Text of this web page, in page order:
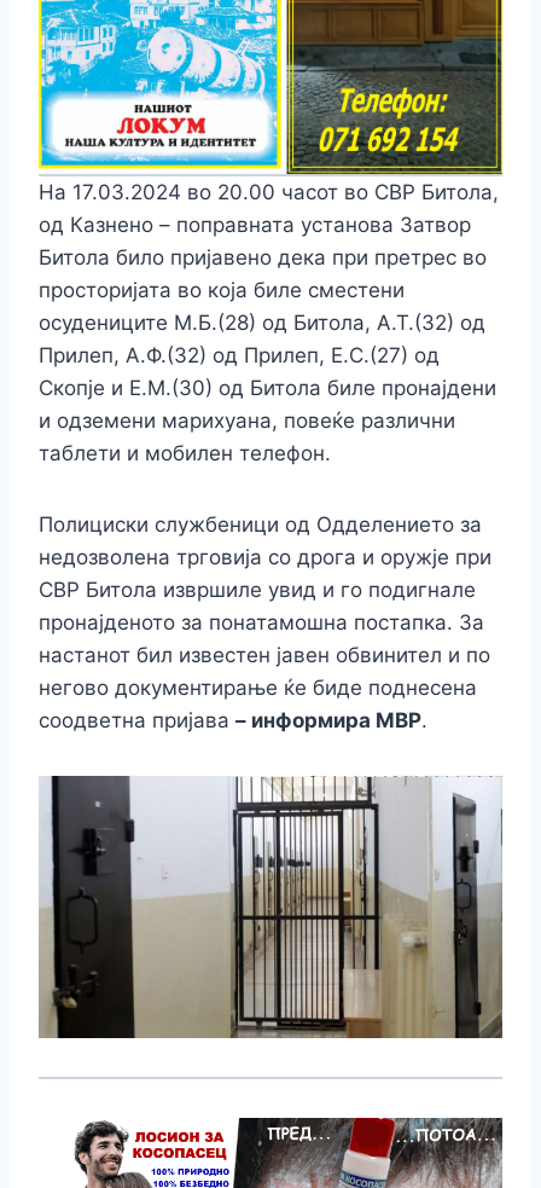
На 17.03.2024 во 20.00 часот во СВР Битола,
од Казнено – поправната установа Затвор
Битола било пријавено дека при претрес во
просторијата во која биле сместени
осудениците М.Б.(28) од Битола, А.Т.(32) од
Прилеп, А.Ф.(32) од Прилеп, Е.С.(27) од
Скопје и Е.М.(30) од Битола биле пронајдени
и одземени марихуана, повеќе различни
таблети и мобилен телефон.
Полициски службеници од Одделението за
недозволена трговија со дрога и оружје при
СВР Битола извршиле увид и го подигнале
пронајденото за понатамошна постапка. За
настанот бил известен јавен обвинител и по
негово документирање ќе биде поднесена
соодветна пријава – информира МВР.